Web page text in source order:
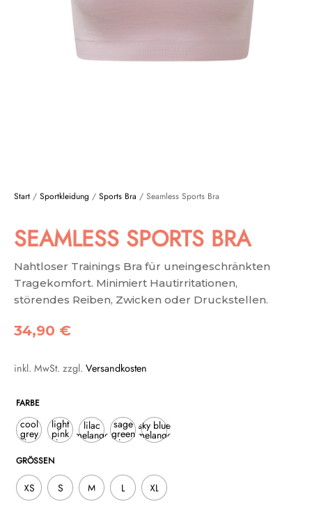
Start / Sportkleidung / Sports Bra / Seamless Sports Bra
SEAMLESS SPORTS BRA
Nahtloser Trainings Bra für uneingeschränkten
Tragekomfort. Minimiert Hautirritationen,
störendes Reiben, Zwicken oder Druckstellen.
34,90 €
inkl. MwSt. zzgl. Versandkosten
FARBE
cool
grey
melange
light
pink
melange
lilac
melange
sage
green
melange
sky blue
melange
GRÖSSEN
XS S M L XL